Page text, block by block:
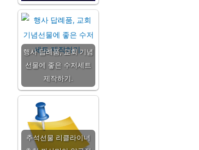
행사 답례품, 교회 기념
선물에 좋은 수저세트
제작하기.
추석선물 리클라이너